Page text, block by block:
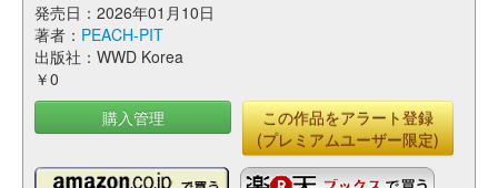
発売日：2026年01月10日
著者： PEACH-PIT
出版社：WWD Korea
￥0
購入管理
この作品をアラート登録
(プレミアムユーザー限定)